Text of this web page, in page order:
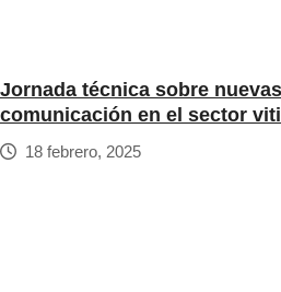
Jornada técnica sobre
comunicación en el sector
18 febrero, 2025